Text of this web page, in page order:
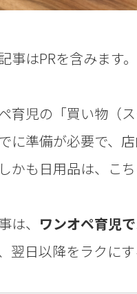
事はPRを含みます
育児の「買い物（
に準備が必要で、
かも日用品は、こ
は、 ワンオペ育児
翌日以降をラクに